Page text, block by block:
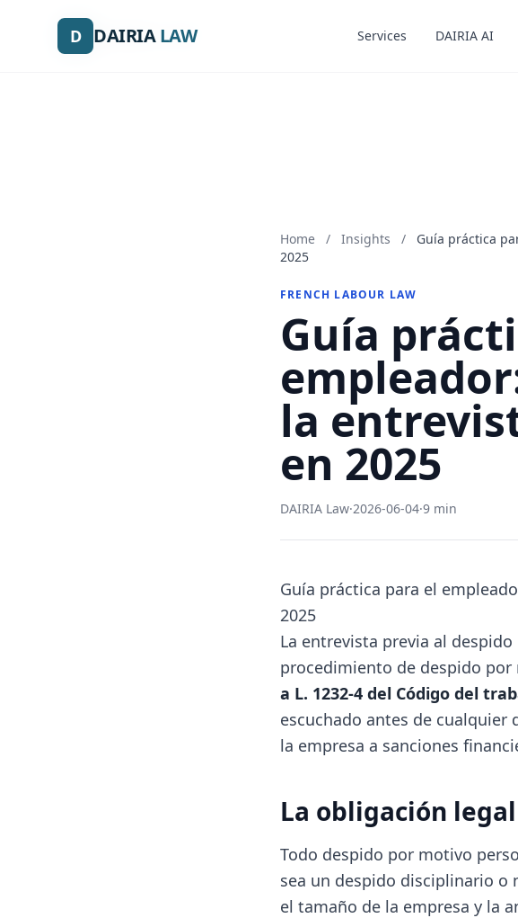
D DAIRIALAW Services DAIRIA AI
D DAIRIALAW Services DAIRIA AI
Home / Insights /
Guía práctica
2025
FRENCH LABOUR LAW
Guía
la
en 2025
DAIRIA Law·2026-06-04·9 min
Guía práctica para el
2025
La entrevista previa al
procedimiento de despido
a L. 1232-4 del Código del
escuchado antes de cualquier
la empresa a sanciones
La obligación
Todo despido por motivo
sea un despido disciplinario
el tamaño de la empresa y la